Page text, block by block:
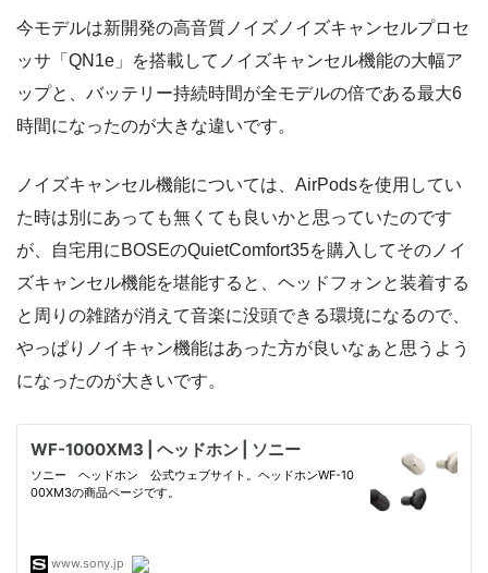
今モデルは新開発の高音質ノイズノイズキャンセルプロセ
ッサ「QN1e」を搭載してノイズキャンセル機能の大幅ア
ップと、バッテリー持続時間が全モデルの倍である最大6
時間になったのが大きな違いです。
ノイズキャンセル機能については、AirPodsを使用してい
た時は別にあっても無くても良いかと思っていたのです
が、自宅用にBOSEのQuietComfort35を購入してそのノイ
ズキャンセル機能を堪能すると、ヘッドフォンと装着する
と周りの雑踏が消えて音楽に没頭できる環境になるので、
やっぱりノイキャン機能はあった方が良いなぁと思うよう
になったのが大きいです。